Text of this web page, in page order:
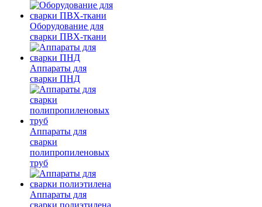
Оборудование для
сварки ПВХ-ткани
Аппараты для
сварки ПНД
Аппараты для
сварки
полипропиленовых
труб
Аппараты для
сварки полиэтилена